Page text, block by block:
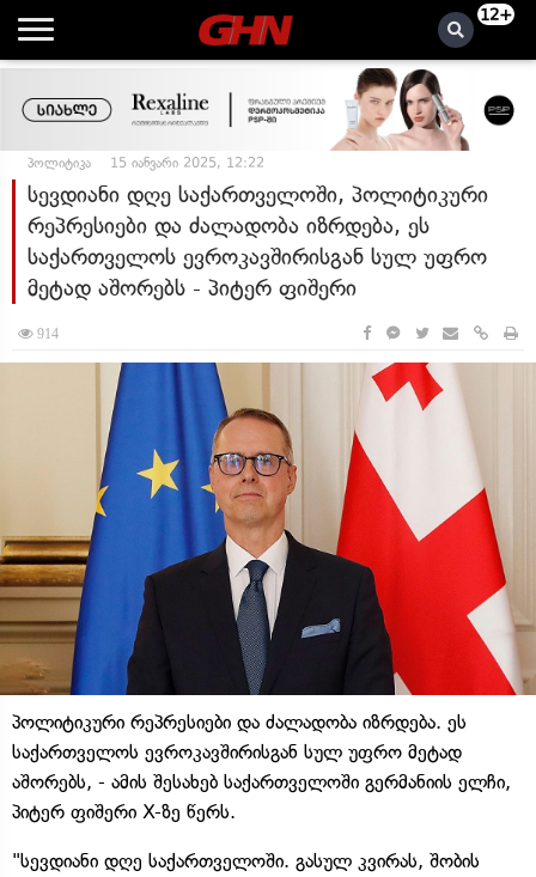
12+
პოლიტიკა 15 იანვარი 2025, 12:22
სევდიანი დღე საქართველოში, პოლიტიკური
რეპრესიები და ძალადობა იზრდება, ეს
საქართველოს ევროკავშირისგან სულ უფრო
მეტად აშორებს - პიტერ ფიშერი
914
პოლიტიკური რეპრესიები და ძალადობა იზრდება. ეს
საქართველოს ევროკავშირისგან სულ უფრო მეტად
აშორებს, - ამის შესახებ საქართველოში გერმანიის ელჩი,
პიტერ ფიშერი X-ზე წერს.
"სევდიანი დღე საქართველოში. გასულ კვირას, შობის